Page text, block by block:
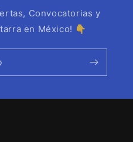
Convocatorias y
en México! 👇